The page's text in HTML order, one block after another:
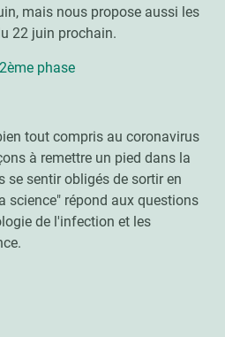
mais nous propose aussi les
22 juin prochain.
phase
tout compris au coronavirus
à remettre un pied dans la
se sentir obligés de sortir en
science" répond aux questions
de l'infection et les